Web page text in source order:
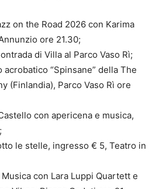
on the Road 2026 con Karima
ore 21.30;
di Villa al Parco Vaso Rì;
acrobatico “Spinsane” della The
(Finlandia), Parco Vaso Rì ore
con apericena e musica,
le stelle, ingresso € 5, Teatro in
con Lara Luppi Quartett e